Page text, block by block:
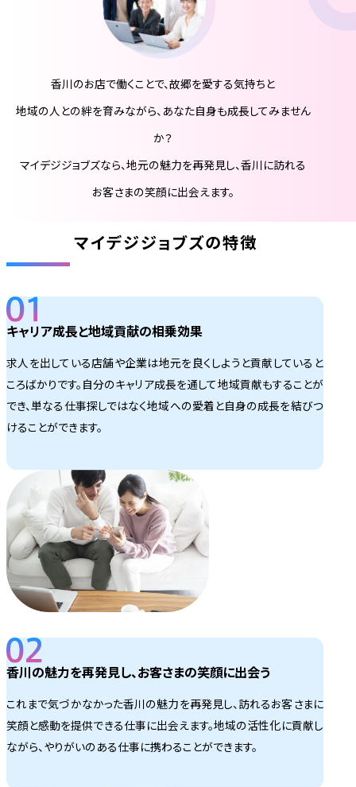
香川のお店で働くことで、故郷を愛する気持ちと
地域の人との絆を育みながら、あなた自身も成長してみません
か？
マイデジジョブズなら、地元の魅力を再発見し、香川に訪れる
お客さまの笑顔に出会えます。
マイデジジョブズの特徴
キャリア成長と地域貢献の相乗効果
求人を出している店舗や企業は地元を良くしようと貢献していると
ころばかりです。自分のキャリア成長を通して地域貢献もすることが
でき、単なる仕事探しではなく地域への愛着と自身の成長を結びつ
けることができます。
香川の魅力を再発見し、お客さまの笑顔に出会う
これまで気づかなかった香川の魅力を再発見し、訪れるお客さまに
笑顔と感動を提供できる仕事に出会えます。地域の活性化に貢献し
ながら、やりがいのある仕事に携わることができます。